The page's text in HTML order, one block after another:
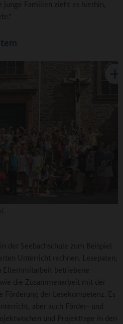
Familien zieht es hierhin,
der Seebachschule zum Beispiel
Unterricht rechnen. Lesepaten,
Elternmitarbeit betriebene
die Zusammenarbeit mit der
der Lesekompetenz. Es
aber auch Förder- und
und Projekttage in den